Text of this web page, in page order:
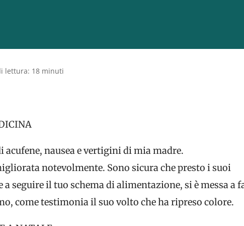
nausea e vertigini di mia madre.
notevolmente. Sono sicura che presto i suoi
seguire il tuo schema di alimentazione, si è messa a
come testimonia il suo volto che ha ripreso colore.